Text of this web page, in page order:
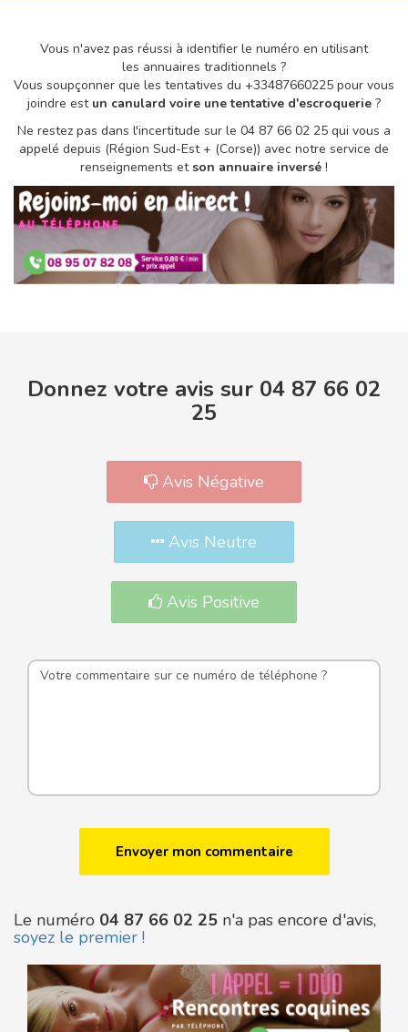
Vous n'avez pas réussi à identifier le numéro en utilisant
les annuaires traditionnels ?
Vous soupçonner que les tentatives du +33487660225 pour vous
joindre est un canulard voire une tentative d'escroquerie ?
Ne restez pas dans l'incertitude sur le 04 87 66 02 25 qui vous a
appelé depuis (Région Sud-Est + (Corse)) avec notre service de
renseignements et son annuaire inversé !
Donnez votre avis sur 04 87 66 02
25
Avis Négative
Avis Neutre
Avis Positive
Le numéro 04 87 66 02 25 n'a pas encore d'avis,
soyez le premier !